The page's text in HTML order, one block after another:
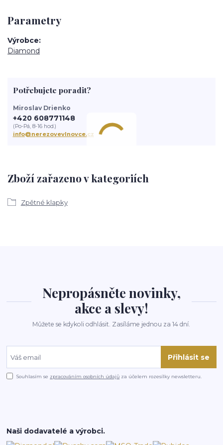
Parametry
Výrobce
Diamond
Zboží zařazeno v kategoriích
Zpětné klapky
Potřebujete poradit?
Miroslav Drienko
+420 608771148
(Po-Pá, 8-16 hod.)
info@nerezovevlnovce.cz
Nepropásněte novinky,
akce a slevy!
Můžete se kdykoli odhlásit. Zasíláme jednou za 14 dní.
Přihlásit se
Souhlasím se zpracováním osobních údajů za účelem rozesílky newsletteru.
Naši dodavatelé a výrobci.